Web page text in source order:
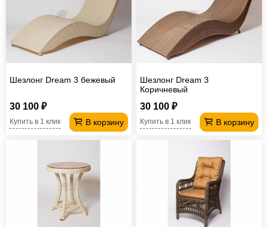
Шезлонг Dream 3 бежевый
30 100 ₽
В корзину
Купить в 1 клик
Шезлонг Dream 3
Коричневый
30 100 ₽
В корзину
Купить в 1 клик